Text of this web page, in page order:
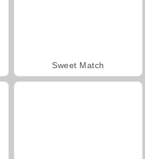
Sweet Match